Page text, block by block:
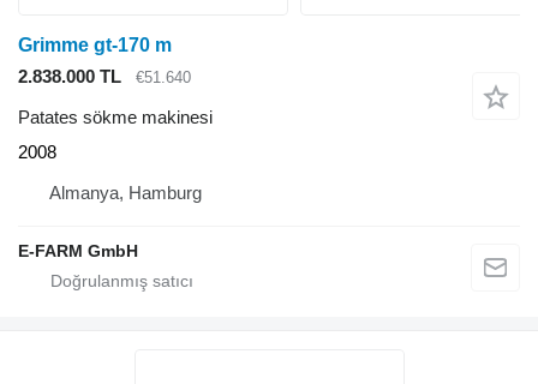
Grimme gt-170 m
2.838.000 TL
€51.640
Patates sökme makinesi
2008
Almanya, Hamburg
E-FARM GmbH